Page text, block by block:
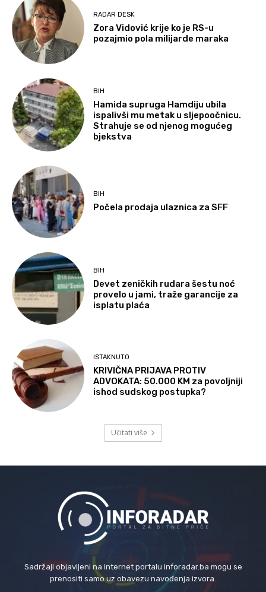
RADAR DESK
Zora Vidović krije ko je RS-u
pozajmio pola milijarde maraka
BIH
Hamida supruga Hamdiju ubila
ispalivši mu metak u sljepoočnicu.
Strahuje se od njenog mogućeg
bjekstva
BIH
Počela prodaja ulaznica za SFF
BIH
Devet zeničkih rudara šestu noć
provelo u jami, traže garancije za
isplatu plaća
ISTAKNUTO
KRIVIČNA PRIJAVA PROTIV
ADVOKATA: 50.000 KM za povoljniji
ishod sudskog postupka?
Učitati više
Sadržaji objavljeni na internet portalu inforadar.ba mogu se
prenositi samo uz obavezu navođenja izvora.